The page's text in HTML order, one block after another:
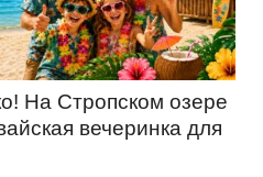
На Стропском озере
вечеринка для